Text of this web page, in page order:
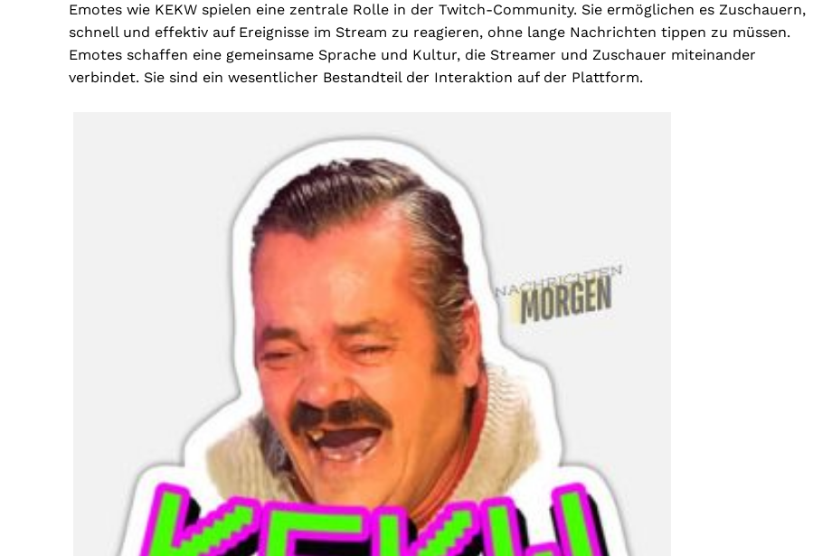
Emotes wie KEKW spielen eine zentrale Rolle in der Twitch-Community. Sie ermöglichen es Zuschauern,
schnell und effektiv auf Ereignisse im Stream zu reagieren, ohne lange Nachrichten tippen zu müssen.
Emotes schaffen eine gemeinsame Sprache und Kultur, die Streamer und Zuschauer miteinander
verbindet. Sie sind ein wesentlicher Bestandteil der Interaktion auf der Plattform.